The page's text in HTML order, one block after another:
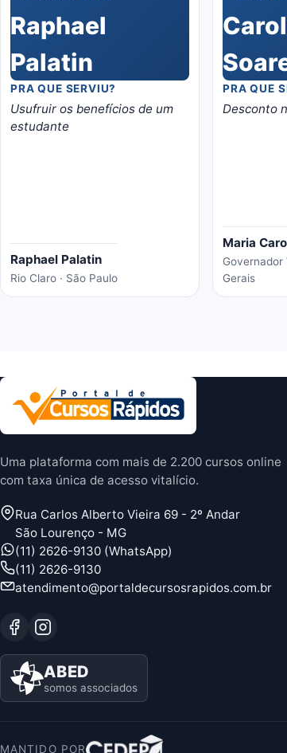
PRA QUE SERVIU?
Usufruir os benefícios de um
estudante
Raphael Palatin
Rio Claro · São Paulo
PRA QUE
Desconto
Maria
Governador
Gerais
Uma plataforma com mais de 2.200 cursos online
com taxa única de acesso vitalício.
Rua Carlos Alberto Vieira 69 - 2º Andar
São Lourenço - MG
(11) 2626-9130 (WhatsApp)
(11) 2626-9130
atendimento@portaldecursosrapidos.com.br
ABED
somos associados
MANTIDO POR